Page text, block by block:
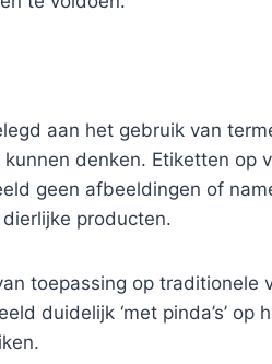
aan het gebruik van
denken. Etiketten op
geen afbeeldingen of
producten.
toepassing op traditionele
duidelijk ‘met pinda’s’